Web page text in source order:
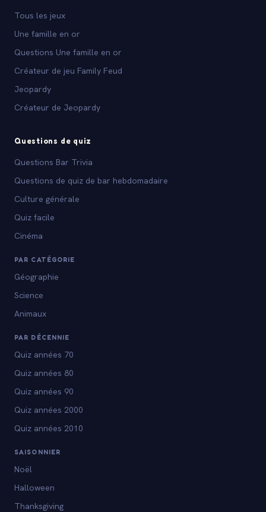
Tous les jeux
Une famille en or
Questions Une famille en or
Créateur de jeu Family Feud
Jeopardy
Créateur de Jeopardy
Questions de quiz
Questions Bar Trivia
Questions de quiz de bar hebdomadaire
Culture générale
Quiz facile
Cinéma
PAR CATÉGORIE
Géographie
Science
Animaux
PAR DÉCENNIE
Quiz années 70
Quiz années 80
Quiz années 90
Quiz années 2000
Quiz années 2010
SAISONNIER
Noël
Halloween
Thanksgiving